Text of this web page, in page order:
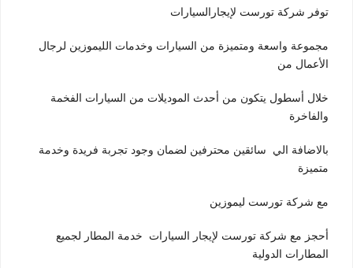
توفر شركة تورست لإيجارالسيارات
مجموعة واسعة ومتميزة من السيارات وخدمات الليموزين لرجال
الأعمال من
خلال أسطول يتكون من أحدث الموديلات من السيارات الفخمة
والفاخرة
بالاضافة الي سائقين محترفين لضمان وجود تجربة فريدة وخدمة
متميزة
مع شركة تورست ليموزين
أحجز مع شركة تورست لإيجار السيارات خدمة المطار لجميع
المطارات الدولية